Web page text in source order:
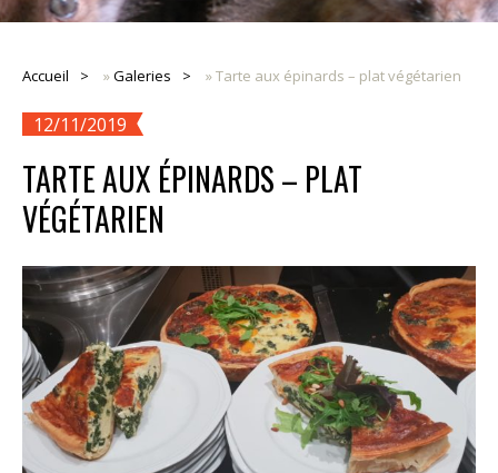
Accueil »Galeries »Tarte aux épinards – plat végétarien
12/11/2019
TARTE AUX ÉPINARDS – PLAT
VÉGÉTARIEN